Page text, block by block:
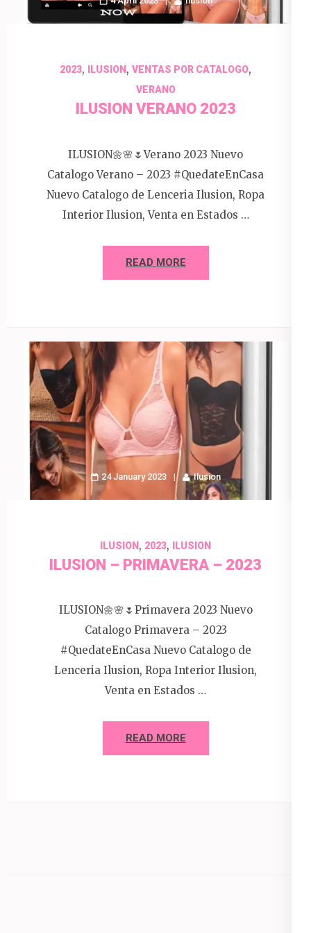
2023, ILUSION , VENTAS POR CATALOGO,
VERANO
ILUSION VERANO 2023
ILUSION🌼🌸🌷Verano 2023 Nuevo
Catalogo Verano – 2023 #QuedateEnCasa
Nuevo Catalogo de Lenceria Ilusion, Ropa
Interior Ilusion, Venta en Estados …
READ MORE
24 January 2023 Ilusion
ILUSION, 2023, ILUSION
ILUSION – PRIMAVERA – 2023
ILUSION🌼🌸🌷Primavera 2023 Nuevo
Catalogo Primavera – 2023
#QuedateEnCasa Nuevo Catalogo de
Lenceria Ilusion, Ropa Interior Ilusion,
Venta en Estados …
READ MORE